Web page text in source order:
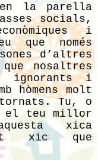
la parella
socials,
i
que només
d’altres
que nosaltres
ignorants i
hòmens molt
Tu, o
el teu millor
xica
xic que